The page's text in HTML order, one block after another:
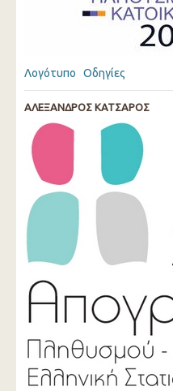
Λογότυπο Οδηγίες
ΑΛΕΞΑΝΔΡΟΣ ΚΑΤΣΑΡΟΣ